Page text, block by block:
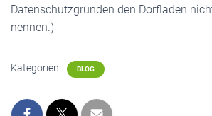
Datenschutzgründen den Dorfladen
nennen.)
Kategorien: BLOG